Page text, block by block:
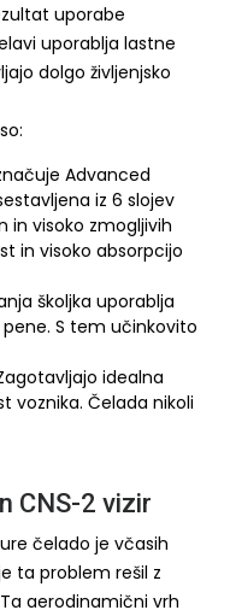
uporabe
uporablja lastne
dolgo življenjsko
Advanced
iz 6 slojev
in visoko zmogljivih
in visoko absorpcijo
školjka uporablja
S tem učinkovito
idealna
voznika. Čelada nikoli
CNS-2 vizir
čelado je včasih
ta problem rešil z
aerodinamični vrh